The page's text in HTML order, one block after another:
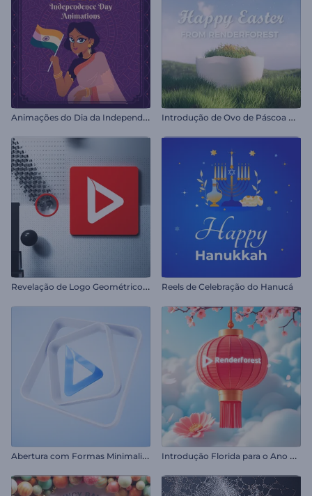
A
nimações do Dia da Independência da Índia I
ntrodução de Ovo de Páscoa Rachado
R
evelação de Logo Geométrico 3D Reels de Celebração do Hanucá
A
bertura com Formas Minimalistas I
ntrodução Florida para o Ano Novo Chinês